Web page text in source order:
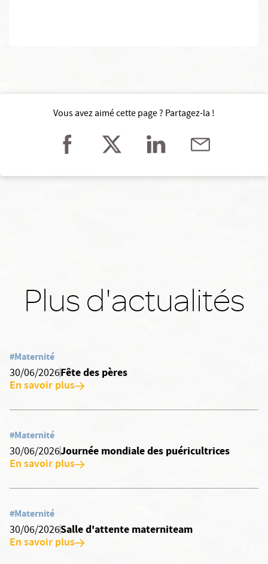
Vous avez aimé cette page ? Partagez-la !
Plus d'actualités
#Maternité
30/06/2026Fête des pères
En savoir plus
#Maternité
30/06/2026Journée mondiale des puéricultrices
En savoir plus
#Maternité
30/06/2026Salle d'attente materniteam
En savoir plus